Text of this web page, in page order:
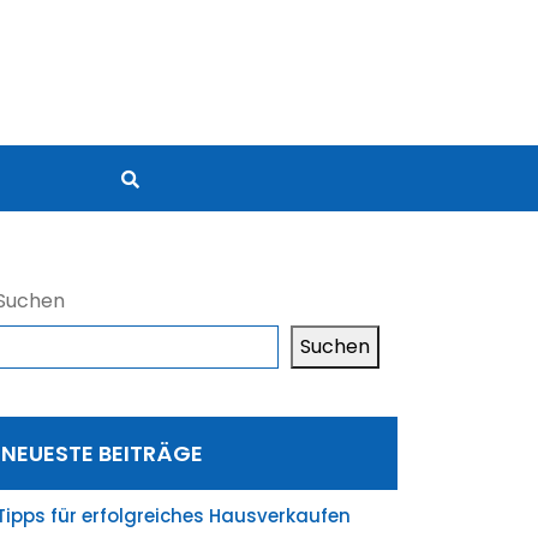
Suchen
NEUESTE BEITRÄGE
für erfolgreiches Hausverkaufen